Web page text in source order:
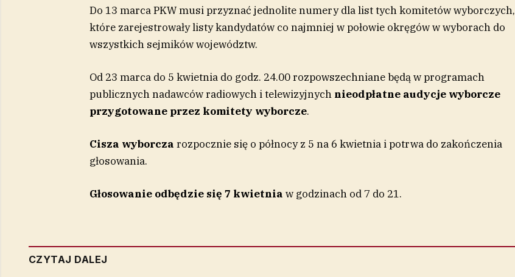
Do 13 marcaPKW musi przyznać jednolite numery dla list tych komitetów wyborczych,
które zarejestrowały listy kandydatów co najmniej w połowie okręgów w wyborach do
wszystkich sejmików województw.
Od 23 marca do 5 kwietnia do godz. 24.00 rozpowszechniane będą w programach
publicznych nadawców radiowych i telewizyjnych nieodpłatne audycje wyborcze
przygotowane przez komitety wyborcze.
Cisza wyborcza rozpocznie się o północy z 5 na 6 kwietnia i potrwa do zakończenia
głosowania.
Głosowanie odbędzie się 7 kwietnia w godzinach od 7 do 21.
CZYTAJ DALEJ